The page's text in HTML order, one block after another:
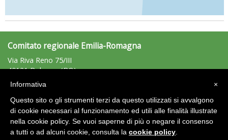
Comitato regionale Emilia-Romagna
Via Riva Reno 75/III
40121 Bologna (BO)
Tel: 051/225881 - Fax: 051/225203
C.F.: 92011680375
Area Riservata 2.0
×
Informativa
Questo sito o gli strumenti terzi da questo utilizzati si avvalgono
di cookie necessari al funzionamento ed utili alle finalità illustrate
nella cookie policy. Se vuoi saperne di più o negare il consenso
a tutti o ad alcuni cookie, consulta la cookie policy